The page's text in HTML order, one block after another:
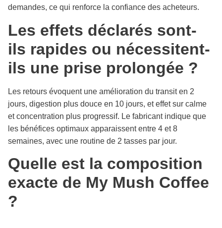
demandes, ce qui renforce la confiance des acheteurs.
Les effets déclarés sont-
ils rapides ou nécessitent-
ils une prise prolongée ?
Les retours évoquent une amélioration du transit en 2
jours, digestion plus douce en 10 jours, et effet sur calme
et concentration plus progressif. Le fabricant indique que
les bénéfices optimaux apparaissent entre 4 et 8
semaines, avec une routine de 2 tasses par jour.
Quelle est la composition
exacte de My Mush Coffee
?